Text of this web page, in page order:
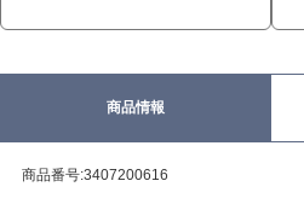
商品情報
商品番号:3407200616